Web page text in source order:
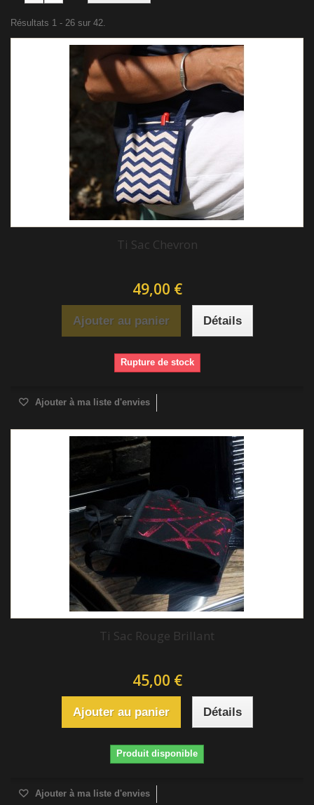
Résultats 1 - 26 sur 42.
Ti Sac Chevron
49,00 €
Ajouter au panier Détails
Rupture de stock
Ajouter à ma liste d'envies
Ti Sac Rouge Brillant
45,00 €
Ajouter au panier Détails
Produit disponible
Ajouter à ma liste d'envies